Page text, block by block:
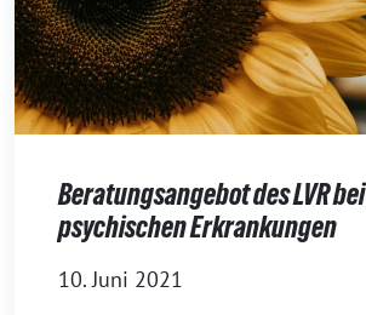
Beratungsangebot des LVR bei
psychischen Erkrankungen
10. Juni 2021